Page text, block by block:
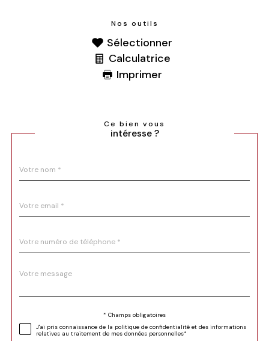
Nos outils
Sélectionner
Calculatrice
Imprimer
Ce bien vous
intéresse ?
par
*
*
*
Fieldset
Message
*
* Champs obligatoires
j'ai pris connaissance de la politique de confidentialité et des informations
relatives au traitement de mes données personnelles*